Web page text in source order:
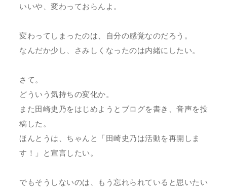
いいや、変わっておらんよ。
変わってしまったのは、自分の感覚なのだろう。
なんだか少し、さみしくなったのは内緒にしたい。
さて。
どういう気持ちの変化か。
また田崎史乃をはじめようとブログを書き、音声を投
稿した。
ほんとうは、ちゃんと「田崎史乃は活動を再開しま
す！」と宣言したい。
でもそうしないのは、もう忘れられていると思いたい